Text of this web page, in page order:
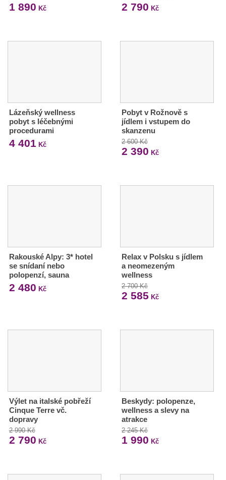
1 890 Kč 2 790 Kč
Lázeňský wellness
pobyt s léčebnými
procedurami
4 401 Kč
Pobyt v Rožnově s
jídlem i vstupem do
skanzenu
2 600 Kč
2 390 Kč
Rakouské Alpy: 3* hotel
se snídaní nebo
polopenzí, sauna
2 480 Kč
Relax v Polsku s jídlem
a neomezeným
wellness
2 700 Kč
2 585 Kč
Výlet na italské pobřeží
Cinque Terre vč.
dopravy
2 990 Kč
2 790 Kč
Beskydy: polopenze,
wellness a slevy na
atrakce
2 245 Kč
1 990 Kč